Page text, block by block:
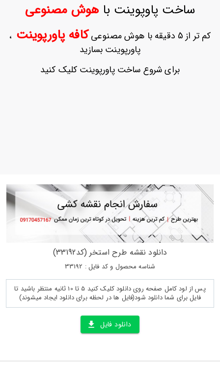
حساب
ثبت
بازیابی
ساخت پاوپوینت باهوش مصنوعی
کم تر از 5 دقیقه با هوش مصنوعی کافه پاورپوینت ،
پاورپوینت بسازید
برای شروع ساخت پاورپوینت کلیک کنید
دانلود نقشه طرح استخر (کد33192)
شناسه محصول و کد فایل : 33192
پس از لود کامل صفحه روی دانلود کلیک کنید 5 تا 10 ثانیه منتظر باشید تا
فایل برای شما دانلود شود(فایل ها در لحظه برای دانلود ایجاد میشوند)
دانلود فایل